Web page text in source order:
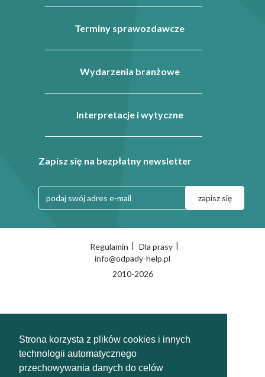
Strona korzysta z plików cookies i innych
technologii automatycznego
przechowywania danych do celów
Terminy sprawozdawcze
Wydarzenia branżowe
Interpretacje i wytyczne
Zapisz się na bezpłatny newsletter
Regulamin | Dla prasy |
info@odpady-help.pl
2010-2026